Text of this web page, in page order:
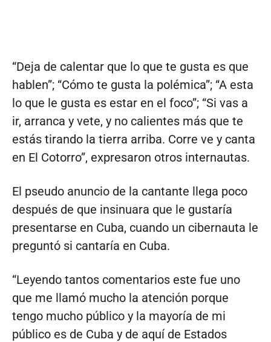
“Deja de calentar que lo que te gusta es que
hablen”; “Cómo te gusta la polémica”; “A esta
lo que le gusta es estar en el foco”; “Si vas a
ir, arranca y vete, y no calientes más que te
estás tirando la tierra arriba. Corre ve y canta
en El Cotorro”, expresaron otros internautas.
El pseudo anuncio de la cantante llega poco
después de que insinuara que le gustaría
presentarse en Cuba, cuando un cibernauta le
preguntó si cantaría en Cuba.
“Leyendo tantos comentarios este fue uno
que me llamó mucho la atención porque
tengo mucho público y la mayoría de mi
público es de Cuba y de aquí de Estados